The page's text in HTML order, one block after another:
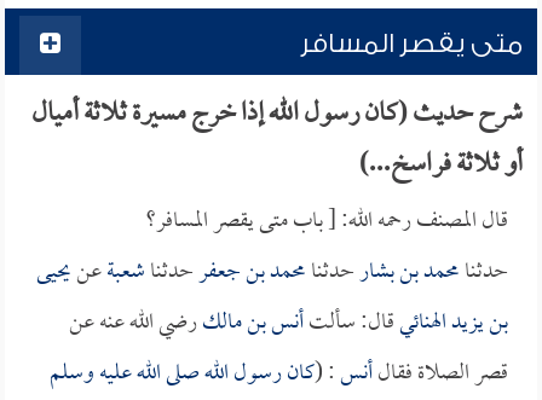
متى يقصر المسافر
شرح حديث (كان رسول الله إذا خرج مسيرة ثلاثة أميال
أو ثلاثة فراسخ...)
قال المصنف رحمه الله: [ باب متى يقصر المسافر؟
حدثنامحمد بن بشارحدثنامحمد بن جعفرحدثناشعبةعنيحيى
بن يزيد الهنائيقال: سألتأنس بن مالكرضي الله عنه عن
قصر الصلاة فقالأنس: (كان رسول الله صلى الله عليه وسلم